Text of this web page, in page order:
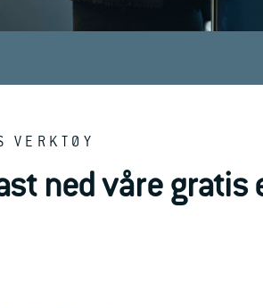
VERKTØY
ned våre